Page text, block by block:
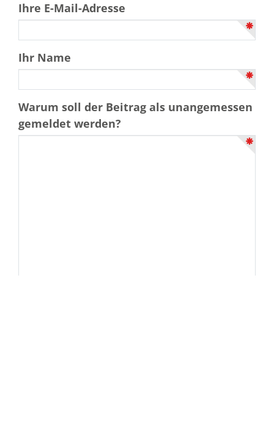
Ihre E-Mail-Adresse
Ihr Name
Warum soll der Beitrag als unangemessen
gemeldet werden?